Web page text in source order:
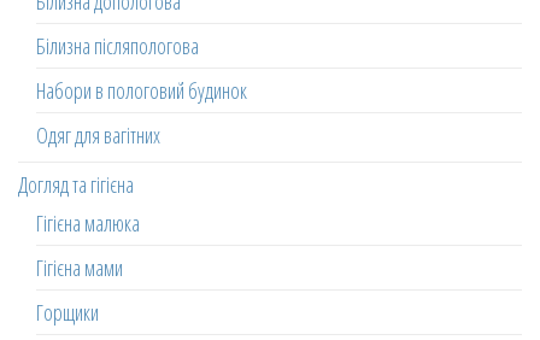
Білизна післяпологова
Набори в пологовий будинок
Одяг для вагітних
Догляд та гігієна
Гігієна малюка
Гігієна мами
Горщики